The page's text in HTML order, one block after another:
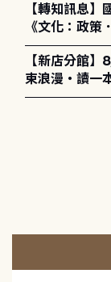
【轉知訊息
《文化：政策
評論、書評及
策、領導與
止，歡迎踴躍
【新店分館
束浪漫・讀一